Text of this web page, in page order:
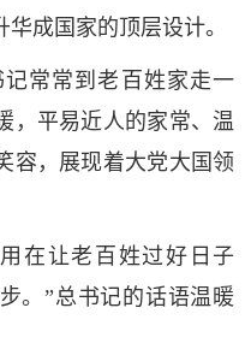
成国家的顶层设计。
常常到老百姓家走一
，平易近人的家常、温
容，展现着大党大国领
让老百姓过好日子
。”总书记的话语温暖